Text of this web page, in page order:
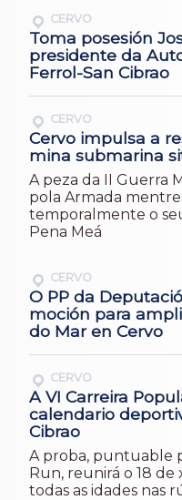
CERVO
Toma posesión
presidente da
Ferrol-San Cibrao
CERVO
Cervo impulsa a
mina submarina
A peza da II Guerra
pola Armada
temporalmente o
Pena Meá
CERVO
O PP da
moción para
do Mar en Cervo
CERVO
A VI Carreira
calendario
Cibrao
A proba, puntuable
Run, reunirá o 18
todas as idades nas